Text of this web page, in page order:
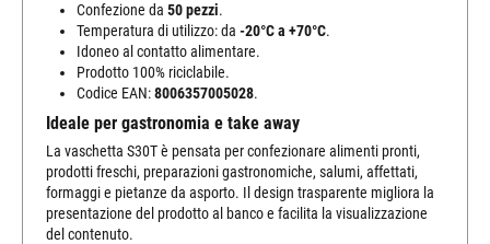
Confezione da 50 pezzi.
Temperatura di utilizzo: da -20°C a +70°C.
Idoneo al contatto alimentare.
Prodotto 100% riciclabile.
Codice EAN:8006357005028.
Ideale per gastronomia e take away
La vaschetta S30T è pensata per confezionare alimenti pronti,
prodotti freschi, preparazioni gastronomiche, salumi, affettati,
formaggi e pietanze da asporto. Il design trasparente migliora la
presentazione del prodotto al banco e facilita la visualizzazione
del contenuto.